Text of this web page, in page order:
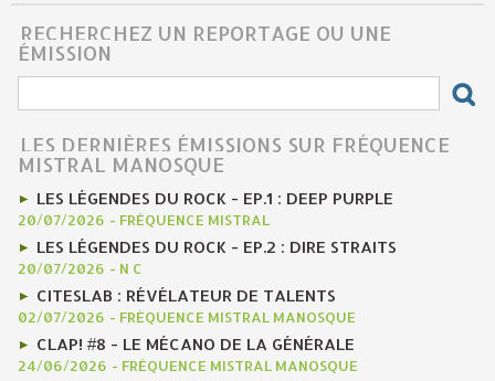
RECHERCHEZ UN REPORTAGE OU UNE
ÉMISSION
LES DERNIÈRES ÉMISSIONS SUR FRÉQUENCE
MISTRAL MANOSQUE
LES LÉGENDES DU ROCK - EP.1 : DEEP PURPLE
20/07/2026 - FRÉQUENCE MISTRAL
LES LÉGENDES DU ROCK - EP.2 : DIRE STRAITS
20/07/2026 - N C
CITESLAB : RÉVÉLATEUR DE TALENTS
02/07/2026 - FRÉQUENCE MISTRAL MANOSQUE
CLAP! #8 - LE MÉCANO DE LA GÉNÉRALE
24/06/2026 - FRÉQUENCE MISTRAL MANOSQUE